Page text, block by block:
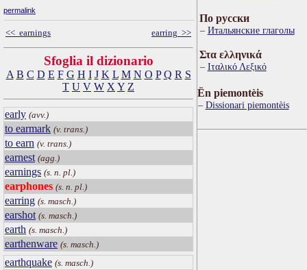
permalink
<< earnings earring >>
Sfoglia il dizionario
A B C D E F G H I J K L M N O P Q R S
T U V W X Y Z
early (avv.)
to earmark (v. trans.)
to earn (v. trans.)
earnest (agg.)
earnings (s. n. pl.)
earphones (s. n. pl.)
earring (s. masch.)
earshot (s. masch.)
earth (s. masch.)
earthenware (s. masch.)
earthquake (s. masch.)
По русски
Итальянские глаголы
Στα ελληνικά
Ιταλικό Λεξικό
Ën piemontèis
Dissionari piemontèis